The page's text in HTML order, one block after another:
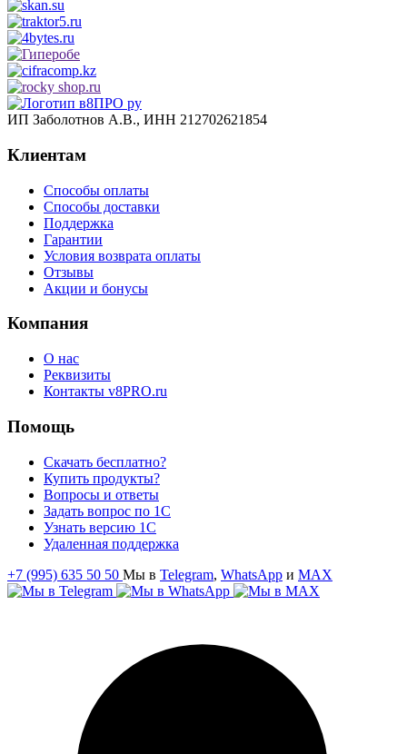
ИП Заболотнов А.В., ИНН 212702621854
Клиентам
Способы оплаты
Способы доставки
Поддержка
Гарантии
Условия возврата оплаты
Отзывы
Акции и бонусы
Компания
О нас
Реквизиты
Контакты v8PRO.ru
Помощь
Скачать бесплатно?
Купить продукты?
Вопросы и ответы
Задать вопрос по 1С
Узнать версию 1С
Удаленная поддержка
+7 (995) 635 50 50 Мы в Telegram, WhatsApp и MAX